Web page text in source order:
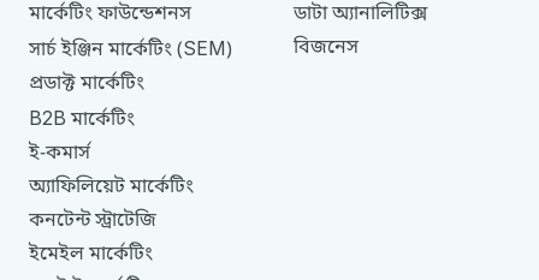
মার্কেটিংফাউন্ডেশনস
সার্চইঞ্জিনমার্কেটিং(SEM)
প্রডাক্টমার্কেটিং
B2B মার্কেটিং
ই-কমার্স
অ্যাফিলিয়েটমার্কেটিং
কনটেন্টস্ট্রাটেজি
ইমেইলমার্কেটিং
ডাটাঅ্যানালিটিক্স
বিজনেস